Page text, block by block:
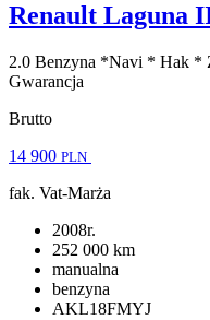
Renault Laguna
2.0 Benzyna *Navi * Hak *
Gwarancja
Brutto
14 900 PLN
fak. Vat-Marża
2008r.
252 000 km
manualna
benzyna
AKL18FMYJ